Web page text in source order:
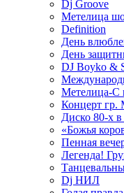
Dj Groove
Метелица
Definition
День
День
DJ Boyko &
Метелица-С
Концерт
Диско 80-х
«Божья
Пенная
Легенда!
Dj НИЛ